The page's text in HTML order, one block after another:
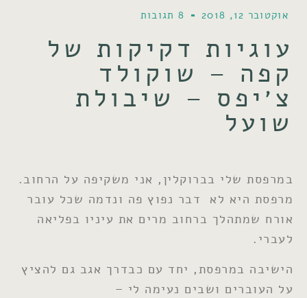
אוקטובר 12, 2018 8 תגובות
עוגיות דקיקות של
קפה – שוקולד
צ׳יפס – שיבולת
שועל
במרפסת שלי בברוקלין, אני משקיפה על הרחוב.
מרפסת היא לא דבר נפוץ פה ונדמה שכל עובר
אורח שמתהלך ברחוב מרים את עיניו בפליאה
לעברי.
הישיבה במרפסת, יחד עם כבדרך אגב גם להציץ
על העוברים ושבים נעימה לי –